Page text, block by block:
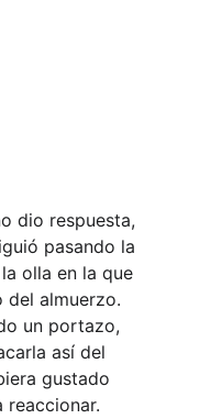
dio respuesta,
pasando la
olla en la que
del almuerzo.
un portazo,
así del
gustado
reaccionar.